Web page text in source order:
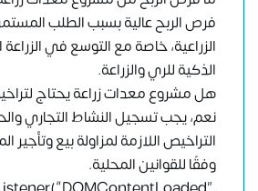
فرص الربح عالية بسبب الطلب
الزراعية، خاصة مع التوسع في الزراعة
الذكية للري والزراعة.
هل مشروع معدات زراعة يحتاج
نعم، يجب تسجيل النشاط التجاري
التراخيص اللازمة لمزاولة بيع وتأجير
وفقًا للقوانين المحلية.